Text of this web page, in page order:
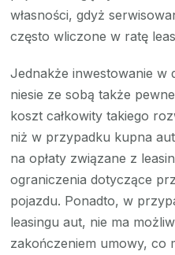
własności, gdyż
często wliczone w ratę
Jednakże inwestowanie w
niesie ze sobą także
koszt całkowity takiego
niż w przypadku kupna
na opłaty związane z
ograniczenia dotyczące
pojazdu. Ponadto, w
leasingu aut, nie ma
zakończeniem umowy, co